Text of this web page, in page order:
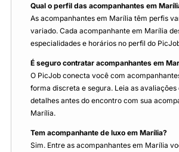
Qual o perfil das acompanhantes em
As acompanhantes em Marília têm perfis
variado. Cada acompanhante em Marília
especialidades e horários no perfil do
É seguro contratar acompanhantes em
O PicJob conecta você com
forma discreta e segura. Leia as avaliações
detalhes antes do encontro com sua
Marília.
Tem acompanhante de luxo em Marília?
Sim. Entre as acompanhantes em Marília